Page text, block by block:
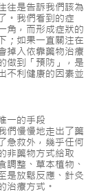
往是告訴我們該為
。我們看到的症
角，而形成症狀的
；如果一直關注在
掉入依靠藥物治療
做到「預防」，是
不利健康的因素並
一的手段
們慢慢地走出了藥
急救外，幾乎任何
非藥物方式給取
調整、草本植物、
是放鬆反應、針灸
治療方式。